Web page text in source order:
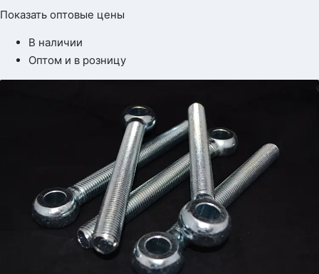
Показать оптовые цены
В наличии
Оптом и в розницу